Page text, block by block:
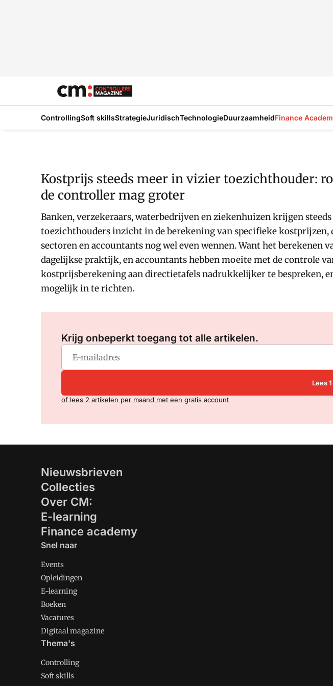
ControllingSoft skillsStrategieJuridischTechnologieDuurzaamheidFinance
Kostprijs steeds meer in vizier toezichthouder:
de controller mag groter
Banken, verzekeraars, waterbedrijven en ziekenhuizen krijgen
toezichthouders inzicht in de berekening van specifieke
sectoren en accountants nog wel even wennen. Want het
dagelijkse praktijk, en accountants hebben moeite met de controle
kostprijsberekening aan directietafels nadrukkelijker te bespreken,
mogelijk in te richten.
Krijg onbeperkt toegang tot alle artikelen.
Lees
of lees 2 artikelen per maand met een gratis account
Nieuwsbrieven
Collecties
Over CM:
E-learning
Finance academy
Snel naar
Events
Opleidingen
E-learning
Boeken
Vacatures
Digitaal magazine
Thema's
Controlling
Soft skills